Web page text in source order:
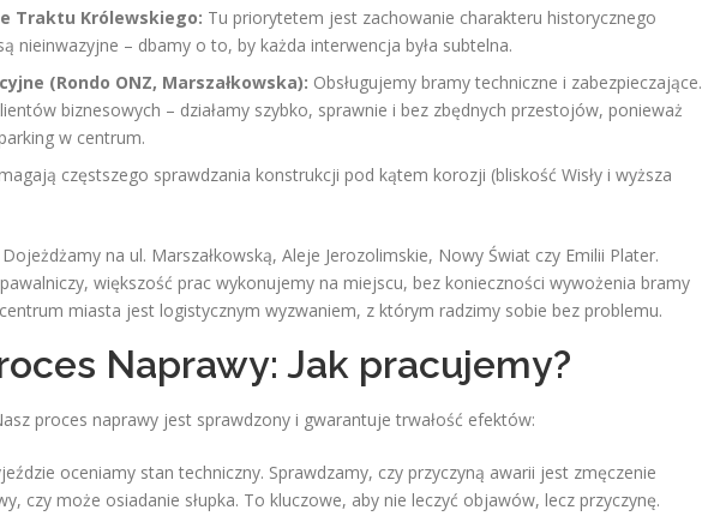
Traktu Królewskiego: Tu priorytetem jest zachowanie charakteru historycznego
nieinwazyjne – dbamy o to, by każda interwencja była subtelna.
(Rondo ONZ, Marszałkowska): Obsługujemy bramy techniczne i zabezpieczające.
biznesowych – działamy szybko, sprawnie i bez zbędnych przestojów, ponieważ
w centrum.
częstszego sprawdzania konstrukcji pod kątem korozji (bliskość Wisły i wyższa
na ul. Marszałkowską, Aleje Jerozolimskie, Nowy Świat czy Emilii Plater.
większość prac wykonujemy na miejscu, bez konieczności wywożenia bramy
miasta jest logistycznym wyzwaniem, z którym radzimy sobie bez problemu.
Naprawy: Jak pracujemy?
proces naprawy jest sprawdzony i gwarantuje trwałość efektów:
oceniamy stan techniczny. Sprawdzamy, czy przyczyną awarii jest zmęczenie
czy może osiadanie słupka. To kluczowe, aby nie leczyć objawów, lecz przyczynę.